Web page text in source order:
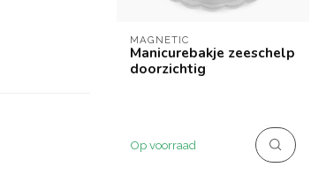
MAGNETIC
Manicurebakje zeeschelp
doorzichtig
Op voorraad